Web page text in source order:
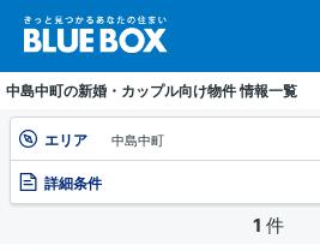
中島中町の新婚・カップル向け物件 情報一覧
エリア 中島中町
詳細条件
1 件